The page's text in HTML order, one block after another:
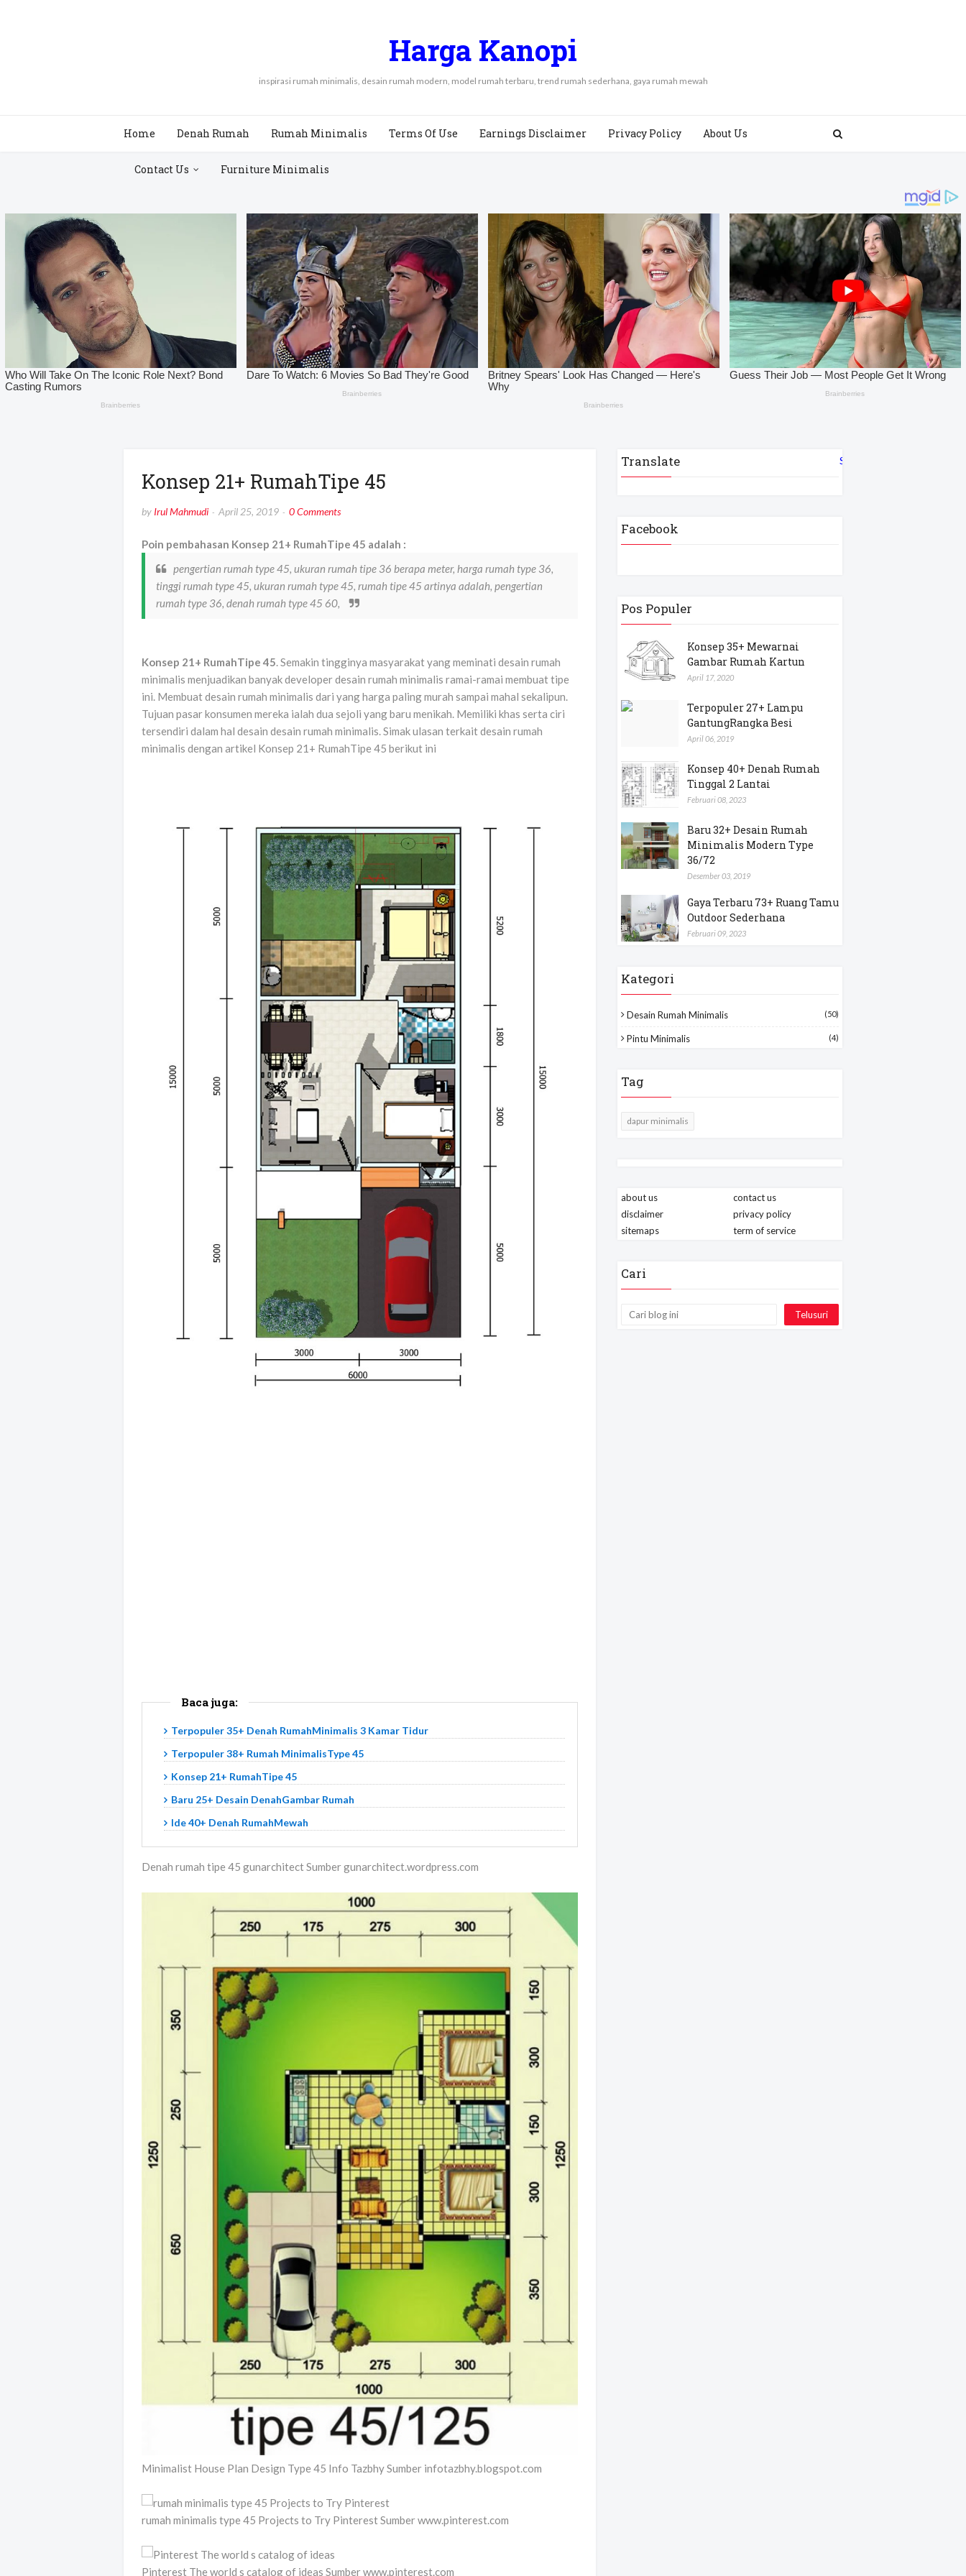
Harga Kanopi
inspirasi rumah minimalis, desain rumah modern, model rumah terbaru, trend rumah sederhana, gaya rumah mewah
Home Denah Rumah Rumah Minimalis Terms Of Use Earnings Disclaimer Privacy Policy About Us
Contact Us Furniture Minimalis
Konsep 21+ RumahTipe 45
by Irul Mahmudi April 25, 2019 0 Comments
Poin pembahasan Konsep 21+ RumahTipe 45 adalah :
pengertian rumah type 45, ukuran rumah tipe 36 berapa meter, harga rumah type 36,
tinggi rumah type 45, ukuran rumah type 45, rumah tipe 45 artinya adalah, pengertian
rumah type 36, denah rumah type 45 60,
Konsep 21+ RumahTipe 45. Semakin tingginya masyarakat yang meminati desain rumah
minimalis menjuadikan banyak developer desain rumah minimalis ramai-ramai membuat tipe
ini. Membuat desain rumah minimalis dari yang harga paling murah sampai mahal sekalipun.
Tujuan pasar konsumen mereka ialah dua sejoli yang baru menikah. Memiliki khas serta ciri
tersendiri dalam hal desain desain rumah minimalis. Simak ulasan terkait desain rumah
minimalis dengan artikel Konsep 21+ RumahTipe 45 berikut ini
Baca juga:
Terpopuler 35+ Denah RumahMinimalis 3 Kamar Tidur
Terpopuler 38+ Rumah MinimalisType 45
Konsep 21+ RumahTipe 45
Baru 25+ Desain DenahGambar Rumah
Ide 40+ Denah RumahMewah
Denah rumah tipe 45 gunarchitect Sumber gunarchitect.wordpress.com
Minimalist House Plan Design Type 45 Info Tazbhy Sumber infotazbhy.blogspot.com
rumah minimalis type 45 Projects to Try Pinterest Sumber www.pinterest.com
Pinterest The world s catalog of ideas Sumber www.pinterest.com
Translate Select Language
Facebook
Pos Populer
Konsep 35+ Mewarnai
Gambar Rumah Kartun
April 17, 2020
Terpopuler 27+ Lampu
GantungRangka Besi
April 06, 2019
Konsep 40+ Denah Rumah
Tinggal 2 Lantai
Februari 08, 2023
Baru 32+ Desain Rumah
Minimalis Modern Type
36/72
Desember 03, 2019
Gaya Terbaru 73+ Ruang Tamu
Outdoor Sederhana
Februari 09, 2023
Kategori
Desain Rumah Minimalis (50)
Pintu Minimalis (4)
Tag
dapur minimalis
about us
contact us
disclaimer
privacy policy
sitemaps
term of service
Cari